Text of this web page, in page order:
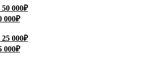
000₽
000₽